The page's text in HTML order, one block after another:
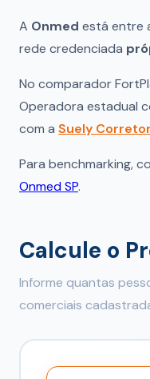
A Onmed está entre
rede credenciada
No comparador
Operadora estadual
com a Suely
Para benchmarking,
Onmed SP.
Calcule o
Informe quantas
comerciais